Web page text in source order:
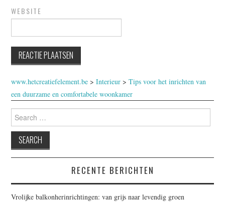
WEBSITE
www.hetcreatiefelement.be >Interieur >Tips voor het inrichten van
een duurzame en comfortabele woonkamer
for:
RECENTE BERICHTEN
Vrolijke balkonherinrichtingen: van grijs naar levendig groen